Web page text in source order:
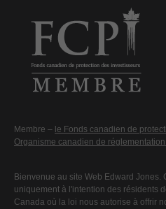
Membre – le Fonds canadien de
Organisme canadien de
Bienvenue au site Web Edward
uniquement à l'intention des résidents
Canada où la loi nous autorise à offrir